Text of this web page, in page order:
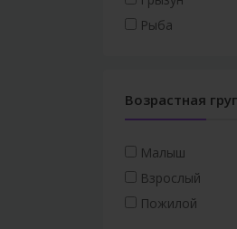
Товары для
зубами
Рыба
Возрастная
Малыш
Взрослый
Пожилой